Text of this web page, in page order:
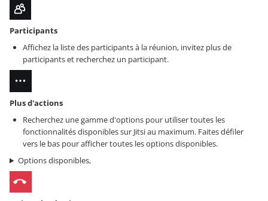
Participants
Affichez la liste des participants à la réunion, invitez plus de
participants et recherchez un participant.
Plus d'actions
Recherchez une gamme d'options pour utiliser toutes les
fonctionnalités disponibles sur Jitsi au maximum. Faites défiler
vers le bas pour afficher toutes les options disponibles.
Options disponibles,